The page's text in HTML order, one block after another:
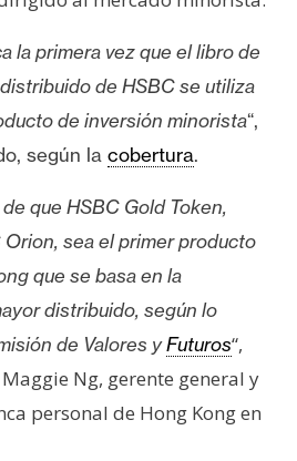
la primera vez que el libro de
de HSBC se utiliza
de inversión minorista“,
según la cobertura.
que HSBC Gold Token,
sea el primer producto
que se basa en la
distribuido, según lo
de Valores yFuturos“,
Ng, gerente general y
personal de Hong Kong en